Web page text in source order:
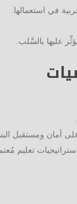
في استعمالها.
عليها بالسَّلب.
أمان ومستقبل
تعليم